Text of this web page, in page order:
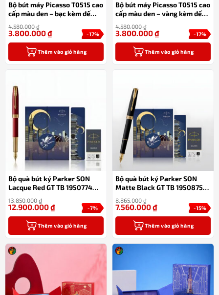
Bộ bút máy Picasso T0515 cao
cấp màu đen – bạc kèm đế
4.580.000₫
-17%
3.800.000₫
Thêm vào giỏ hàng
Bộ bút máy Picasso T0515 cao
cấp màu đen – vàng kèm đế
4.580.000₫
-17%
3.800.000₫
Thêm vào giỏ hàng
Bộ quà bút ký Parker SON
Lacque Red GT TB 1950774
ngòi vàng 18K
13.850.000₫
-7%
12.900.000₫
Thêm vào giỏ hàng
Bộ quà bút ký Parker SON
Matte Black GT TB 1950875
mạ vàng 18k
8.865.000₫
-15%
7.560.000₫
Thêm vào giỏ hàng